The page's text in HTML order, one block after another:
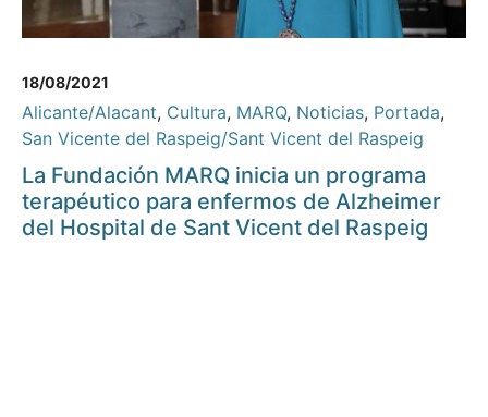
18/08/2021
Alicante/Alacant, Cultura, MARQ, Noticias, Portada,
San Vicente del Raspeig/Sant Vicent del Raspeig
La Fundación MARQ inicia un programa
terapéutico para enfermos de Alzheimer
del Hospital de Sant Vicent del Raspeig